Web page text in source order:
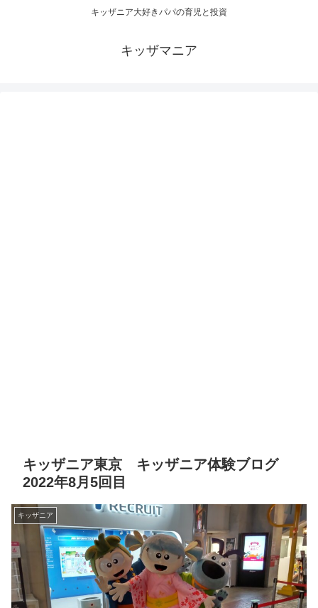
キッザニア大好きパパの育児と投資
キッザマニア
キッザニア東京 キッザニア体験ブログ
2022年8月5回目
キッザニア